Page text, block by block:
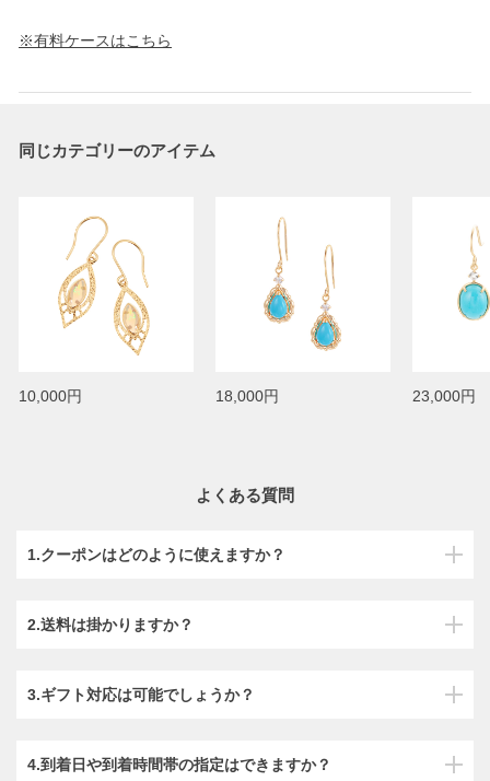
※有料ケースはこちら
同じカテゴリーのアイテム
10,000円 18,000円 23,000円
よくある質問
1.クーポンはどのように使えますか？
2.送料は掛かりますか？
3.ギフト対応は可能でしょうか？
4.到着日や到着時間帯の指定はできますか？